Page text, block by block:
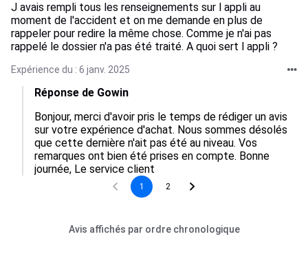
J avais rempli tous les renseignements sur l appli au
moment de l'accident et on me demande en plus de
rappeler pour redire la même chose. Comme je n'ai pas
rappelé le dossier n'a pas été traité. A quoi sert l appli ?
Expérience du : 6 janv. 2025
Réponse de Gowin
Bonjour, merci d'avoir pris le temps de rédiger un avis
sur votre expérience d'achat. Nous sommes désolés
que cette dernière n'ait pas été au niveau. Vos
remarques ont bien été prises en compte. Bonne
journée, Le service client
1 2
Avis affichés par ordre chronologique